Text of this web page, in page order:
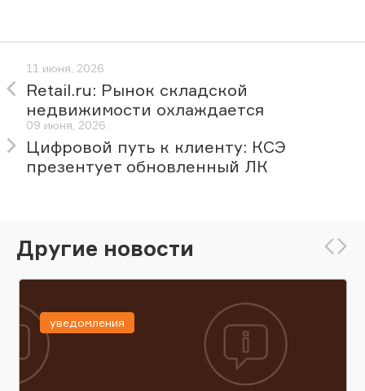
11 июня, 2026
Retail.ru: Рынок складской
недвижимости охлаждается
09 июня, 2026
Цифровой путь к клиенту: КСЭ
презентует обновленный ЛК
Другие новости
уведомления